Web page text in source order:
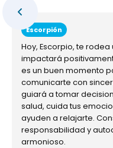
Escorpión
Hoy, Escorpio, te
impactará
es un buen momento
comunicarte con
guiará a tomar
salud, cuida tus
ayuden a relajarte.
responsabilidad y
armonioso.